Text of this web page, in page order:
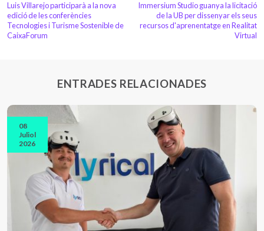
Luis Villarejo participarà a la nova
edició de les conferències
Tecnologies i Turisme Sostenible de
CaixaForum
Immersium Studio guanya la licitació
de la UB per dissenyar els seus
recursos d'aprenentatge en Realitat
Virtual
ENTRADES RELACIONADES
08
Juliol
2026